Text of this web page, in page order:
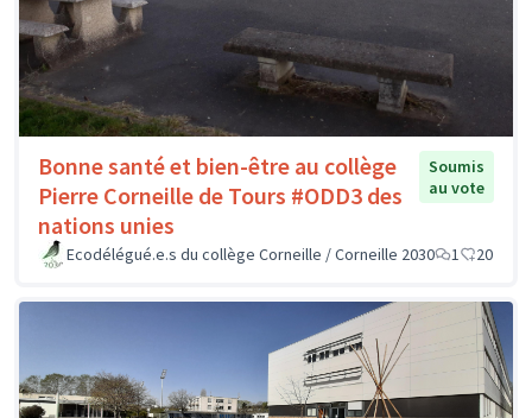
Bonne santé et bien-être au collège
Pierre Corneille de Tours #ODD3 des
nations unies
Soumis
au vote
Ecodélégué.e.s du collège Corneille / Corneille 2030 1 20